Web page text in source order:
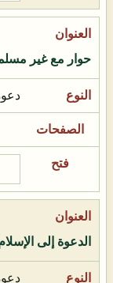
حوار مع غير
الدعوة إلى